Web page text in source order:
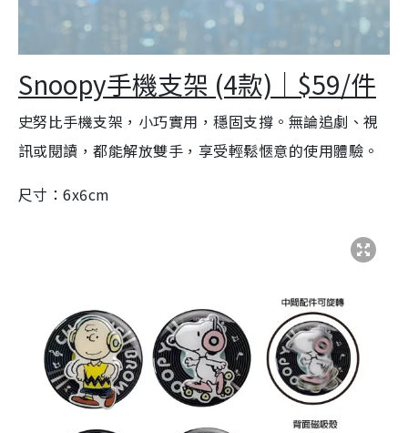
Snoopy手機支架 (4款)｜$59/件
史努比手機支架，小巧實用，穩固支撐。無論追劇、視
訊或閱讀，都能解放雙手，享受輕鬆愜意的使用體驗。
尺寸：6x6cm